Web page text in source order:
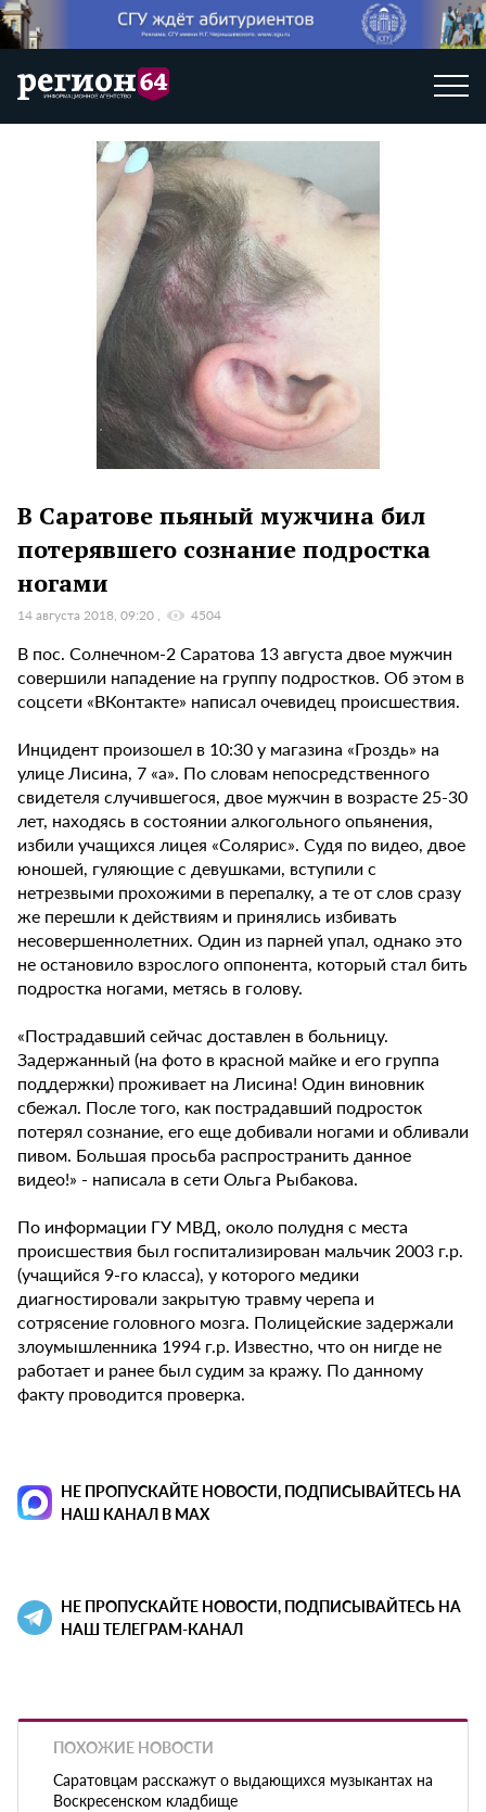
В Саратове пьяный мужчина бил
потерявшего сознание подростка
ногами
14 августа 2018, 09:20 4504
В пос. Солнечном-2 Саратова 13 августа двое мужчин
совершили нападение на группу подростков. Об этом в
соцсети «ВКонтакте» написал очевидец происшествия.
Инцидент произошел в 10:30 у магазина «Гроздь» на
улице Лисина, 7 «а». По словам непосредственного
свидетеля случившегося, двое мужчин в возрасте 25-30
лет, находясь в состоянии алкогольного опьянения,
избили учащихся лицея «Солярис». Судя по видео, двое
юношей, гуляющие с девушками, вступили с
нетрезвыми прохожими в перепалку, а те от слов сразу
же перешли к действиям и принялись избивать
несовершеннолетних. Один из парней упал, однако это
не остановило взрослого оппонента, который стал бить
подростка ногами, метясь в голову.
«Пострадавший сейчас доставлен в больницу.
Задержанный (на фото в красной майке и его группа
поддержки) проживает на Лисина! Один виновник
сбежал. После того, как пострадавший подросток
потерял сознание, его еще добивали ногами и обливали
пивом. Большая просьба распространить данное
видео!» - написала в сети Ольга Рыбакова.
По информации ГУ МВД, около полудня с места
происшествия был госпитализирован мальчик 2003 г.р.
(учащийся 9-го класса), у которого медики
диагностировали закрытую травму черепа и
сотрясение головного мозга. Полицейские задержали
злоумышленника 1994 г.р. Известно, что он нигде не
работает и ранее был судим за кражу. По данному
факту проводится проверка.
НЕ ПРОПУСКАЙТЕ НОВОСТИ, ПОДПИСЫВАЙТЕСЬ НА
НАШ КАНАЛ В MAX
НЕ ПРОПУСКАЙТЕ НОВОСТИ, ПОДПИСЫВАЙТЕСЬ НА
НАШ ТЕЛЕГРАМ-КАНАЛ
ПОХОЖИЕ НОВОСТИ
Саратовцам расскажут о выдающихся музыкантах на
Воскресенском кладбище